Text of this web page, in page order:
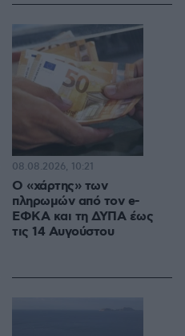
Ο «χάρτης» των
πληρωμών από τον e-
ΕΦΚΑ και τη ΔΥΠΑ έως
τις 14 Αυγούστου
08.08.2026, 10:21